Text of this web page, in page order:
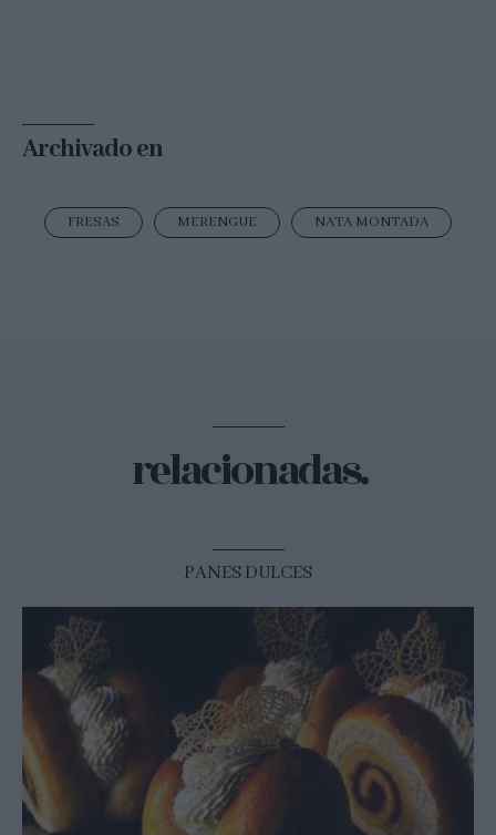
Archivado en
FRESAS MERENGUE NATA MONTADA
relacionadas.
PANES DULCES